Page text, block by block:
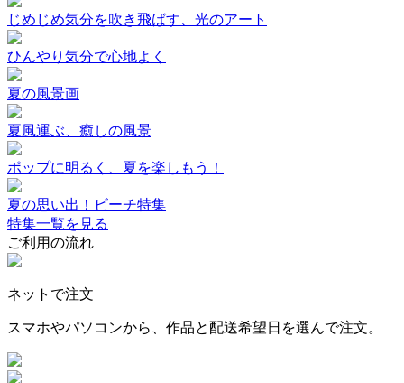
じめじめ気分を吹き飛ばす、光のアート
ひんやり気分で心地よく
夏の風景画
夏風運ぶ、癒しの風景
ポップに明るく、夏を楽しもう！
夏の思い出！ビーチ特集
特集一覧を見る
ご利用の流れ
ネットで注文
スマホやパソコンから、作品と配送希望日を選んで注文。